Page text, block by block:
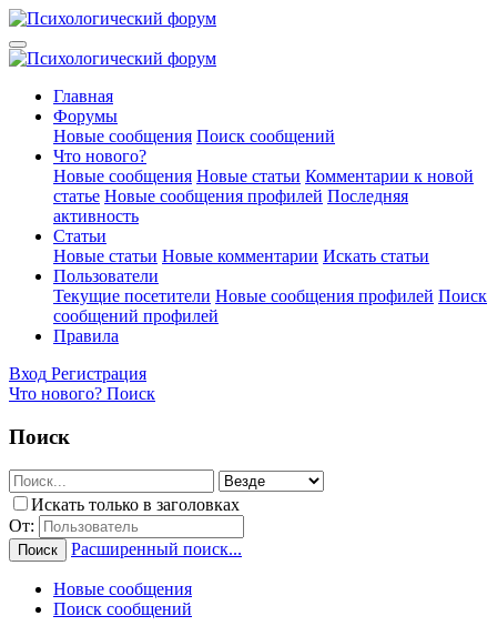
Главная
Форумы
Новые сообщения Поиск сообщений
Что нового?
Новые сообщения Новые статьи Комментарии к новой
статье Новые сообщения профилей Последняя
активность
Статьи
Новые статьи Новые комментарии Искать статьи
Пользователи
Текущие посетители Новые сообщения профилей Поиск
сообщений профилей
Правила
Вход Регистрация
Что нового? Поиск
Поиск
Искать только в заголовках
От:
Поиск Расширенный поиск...
Новые сообщения
Поиск сообщений